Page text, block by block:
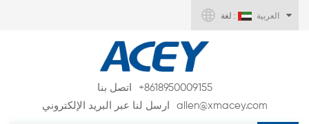
لغة : العربية
اتصل بنا
+8618950009155
ارسل لنا عبر البريد الإلكتروني
allen@xmacey.com